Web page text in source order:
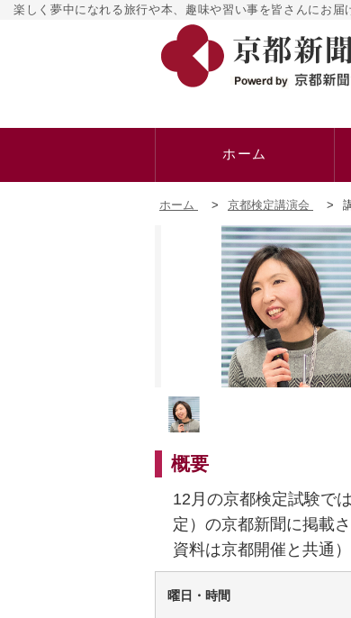
楽しく夢中になれる旅行や本、趣味や習い事を皆さんにお届
ホーム
ホーム > 京都検定講演会 >
概要
12月の京都検定試験で
定）の京都新聞に掲載
資料は京都開催と共通）
曜日・時間